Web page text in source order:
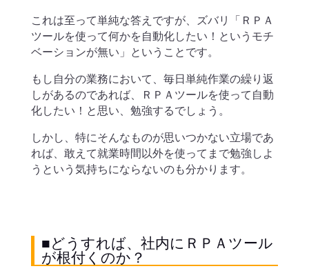
これは至って単純な答えですが、ズバリ「ＲＰＡ
ツールを使って何かを自動化したい！というモチ
ベーションが無い」ということです。
もし自分の業務において、毎日単純作業の繰り返
しがあるのであれば、ＲＰＡツールを使って自動
化したい！と思い、勉強するでしょう。
しかし、特にそんなものが思いつかない立場であ
れば、敢えて就業時間以外を使ってまで勉強しよ
うという気持ちにならないのも分かります。
■どうすれば、社内にＲＰＡツール
が根付くのか？